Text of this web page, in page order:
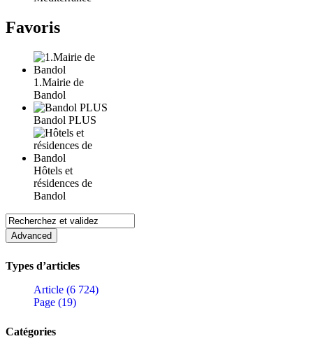
Favoris
1.Mairie de
Bandol
Bandol PLUS
Hôtels et
résidences de
Bandol
Types d’articles
Article (6 724)
Page (19)
Catégories